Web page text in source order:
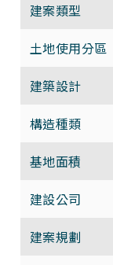
建案類型
土地使用分區
建築設計
構造種類
基地面積
建設公司
建案規劃